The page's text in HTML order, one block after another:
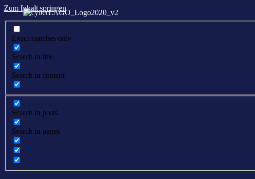
Zum Inhalt springen
Exact matches only
Search in title
Search in content
Search in posts
Search in pages